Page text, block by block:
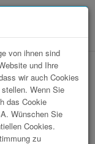
von ihnen sind
und Ihre
wir auch Cookies
Wenn Sie
das Cookie
Wünschen Sie
Cookies.
zu